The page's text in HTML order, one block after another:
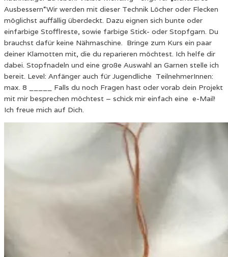
Ausbessern“Wir werden mit dieser Technik Löcher oder Flecken
möglichst auffällig überdeckt. Dazu eignen sich bunte oder
einfarbige Stofflreste, sowie farbige Stick- oder Stopfgarn. Du
brauchst dafür keine Nähmaschine. Bringe zum Kurs ein paar
deiner Klamotten mit, die du reparieren möchtest. Ich helfe dir
dabei. Stopfnadeln und eine große Auswahl an Garnen stelle ich
bereit. Level: Anfänger auch für Jugendliche TeilnehmerInnen:
max. 8 _____ Falls du noch Fragen hast oder vorab dein Projekt
mit mir besprechen möchtest – schick mir einfach eine e-Mail!
Ich freue mich auf Dich.